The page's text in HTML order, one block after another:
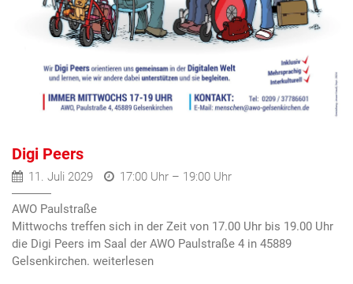
Digi Peers
11. Juli 2029 17:00 Uhr – 19:00 Uhr
AWO Paulstraße
Mittwochs treffen sich in der Zeit von 17.00 Uhr bis 19.00 Uhr
die Digi Peers im Saal der AWO Paulstraße 4 in 45889
Gelsenkirchen.